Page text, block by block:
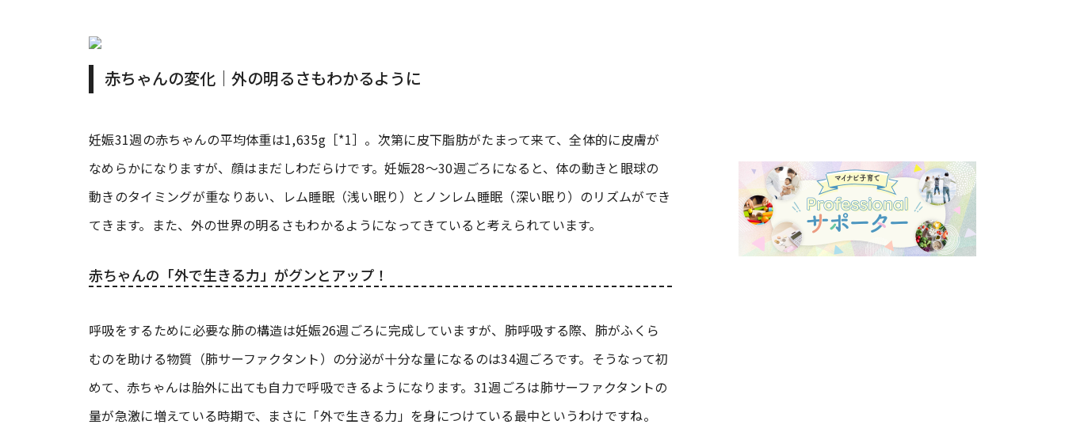
赤ちゃんの変化｜外の明るさもわかるように
妊娠31週の赤ちゃんの平均体重は1,635g［*1］。次第に皮下脂肪がたまって来て、全体的に皮膚が
なめらかになりますが、顔はまだしわだらけです。妊娠28～30週ごろになると、体の動きと眼球の
動きのタイミングが重なりあい、レム睡眠（浅い眠り）とノンレム睡眠（深い眠り）のリズムができ
てきます。また、外の世界の明るさもわかるようになってきていると考えられています。
赤ちゃんの「外で生きる力」がグンとアップ！
呼吸をするために必要な肺の構造は妊娠26週ごろに完成していますが、肺呼吸する際、肺がふくら
むのを助ける物質（肺サーファクタント）の分泌が十分な量になるのは34週ごろです。そうなって初
めて、赤ちゃんは胎外に出ても自力で呼吸できるようになります。31週ごろは肺サーファクタントの
量が急激に増えている時期で、まさに「外で生きる力」を身につけている最中というわけですね。